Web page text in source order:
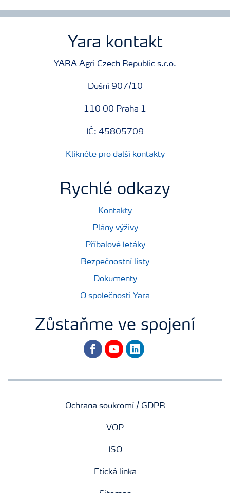
Yara kontakt
YARA Agri Czech Republic s.r.o.
Dušní 907/10
110 00 Praha 1
IČ: 45805709
Klikněte pro další kontakty
Rychlé odkazy
Kontakty
Plány výživy
Příbalové letáky
Bezpečnostní listy
Dokumenty
O společnosti Yara
Zůstaňme ve spojení
facebookyoutubelinkedin
Ochrana soukromí / GDPR
VOP
ISO
Etická linka